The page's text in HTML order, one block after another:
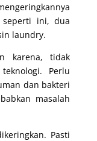
seperti ini, dua
laundry.
karena, tidak
Perlu
dan bakteri
masalah
Pasti